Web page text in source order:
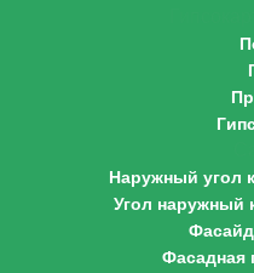
Наружный угол
Угол наружный
Фасадная